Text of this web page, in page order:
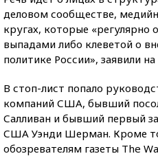
деловом сообществе,
кругах, которые
выпадами либо клеветой о
политике России», заявили
В стоп-лист попало
компаний США, бывший
Салливан и бывший первый
США Уэнди Шерман. Кроме
обозревателям газеты The